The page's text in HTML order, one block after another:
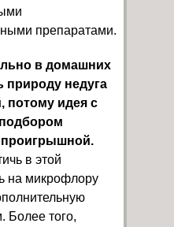
препаратами.
в домашних
природу недуга
потому идея с
проигрышной.
в этой
на микрофлору
Более того,